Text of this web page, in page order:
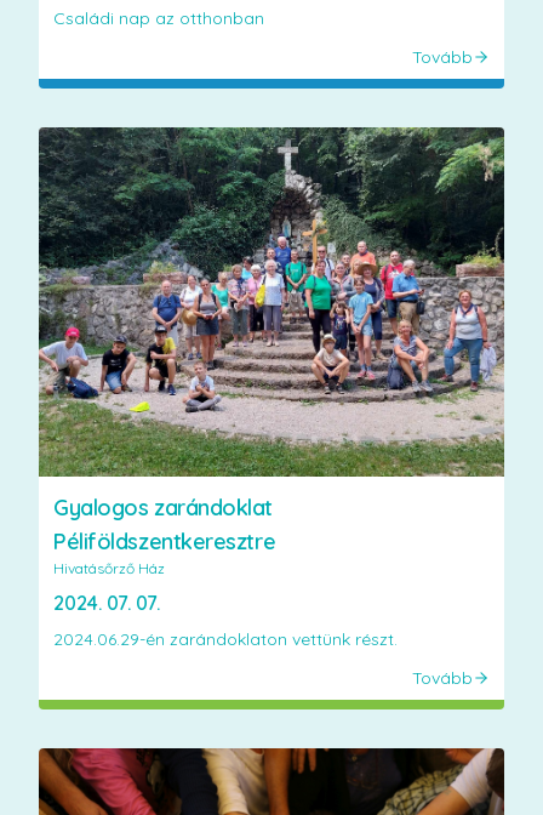
Családi nap az otthonban
Tovább
Gyalogos zarándoklat
Péliföldszentkeresztre
Hivatásőrző Ház
2024. 07. 07.
2024.06.29-én zarándoklaton vettünk részt.
Tovább